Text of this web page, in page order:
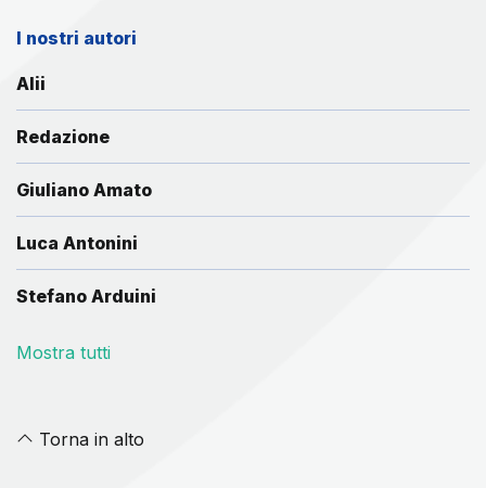
I nostri autori
Alii
Redazione
Giuliano Amato
Luca Antonini
Stefano Arduini
Mostra tutti
Torna in alto